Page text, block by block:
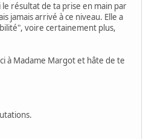
résultat de ta prise en main par
jamais arrivé à ce niveau. Elle a
voire certainement plus,
à Madame Margot et hâte de te